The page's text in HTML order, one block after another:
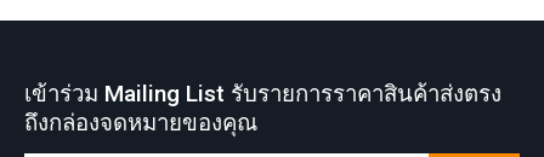
เข้าร่วม Mailing List รับรายการราคาสินค้าส่งตรง
ถึงกล่องจดหมายของคุณ